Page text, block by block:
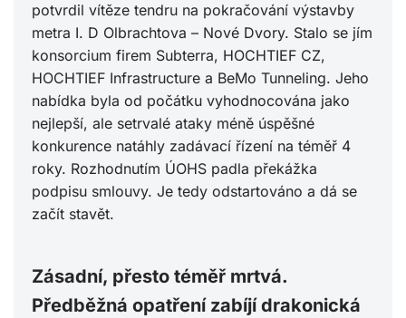
potvrdil vítěze tendru na pokračování výstavby
metra I. D Olbrachtova – Nové Dvory. Stalo se jím
konsorcium firem Subterra, HOCHTIEF CZ,
HOCHTIEF Infrastructure a BeMo Tunneling. Jeho
nabídka byla od počátku vyhodnocována jako
nejlepší, ale setrvalé ataky méně úspěšné
konkurence natáhly zadávací řízení na téměř 4
roky. Rozhodnutím ÚOHS padla překážka
podpisu smlouvy. Je tedy odstartováno a dá se
začít stavět.
Zásadní, přesto téměř mrtvá.
Předběžná opatření zabíjí drakonická